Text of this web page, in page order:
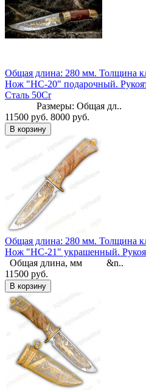
Общая длина: 280 мм. Толщина
Нож "НС-20" подарочный.
Сталь 50Cr
Размеры: Общая дл..
11500 руб. 8000 руб.
Общая длина: 280 мм. Толщина
Нож "НС-21" украшенный.
Общая длина, мм &n..
11500 руб.